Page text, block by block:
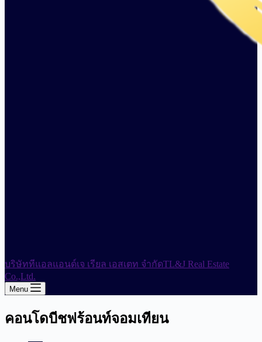
บริษัททีแอลแอนด์เจ เรียล เอสเตท จำกัดTL&J Real Estate
Co.,Ltd.
Menu
คอนโดบีชฟร้อนท์จอมเทียน